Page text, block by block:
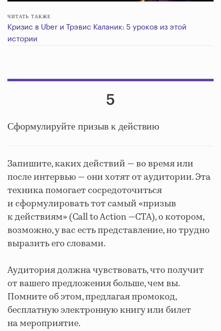
ЧИТАТЬ ТАКЖЕ
Кризис в Uber и Трэвис Каланик: 5 уроков из этой
истории
5
Сформулируйте призыв к действию
Запишите, каких действий — во время или
после интервью — они хотят от аудитории. Эта
техника помогает сосредоточиться
и сформулировать тот самый «призыв
к действиям» (Call to Action —СТА), о котором,
возможно, у вас есть представление, но трудно
выразить его словами.
Аудитория должна чувствовать, что получит
от вашего предложения больше, чем вы.
Помните об этом, предлагая промокод,
бесплатную электронную книгу или билет
на мероприятие.